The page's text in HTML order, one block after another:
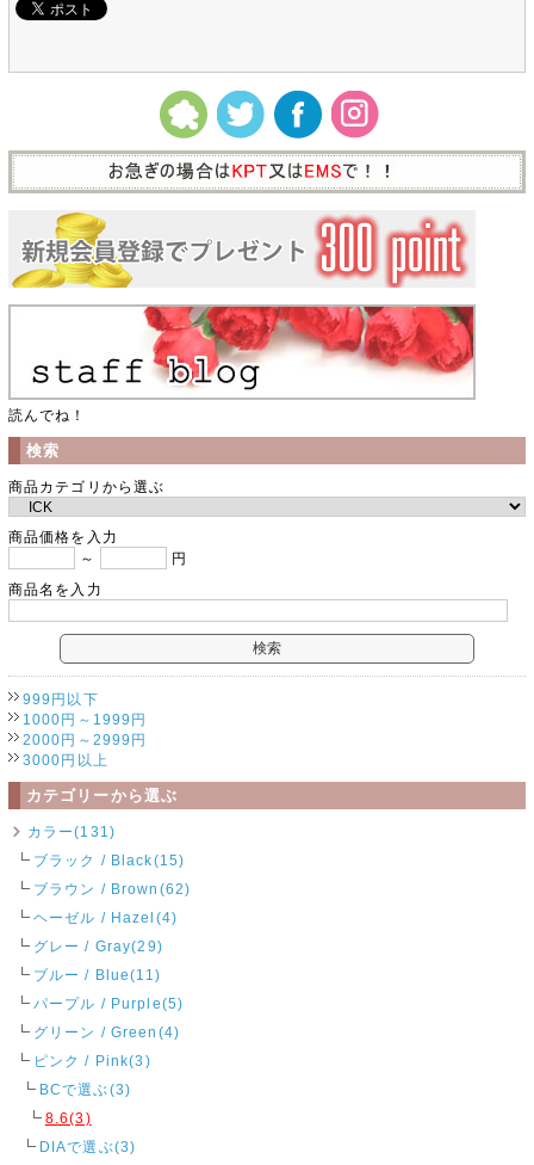
読んでね！
検索
商品カテゴリから選ぶ
商品価格を入力
～
円
商品名を入力
999円以下
1000円～1999円
2000円～2999円
3000円以上
カテゴリーから選ぶ
カラー(131)
ブラック / Black(15)
ブラウン / Brown(62)
ヘーゼル / Hazel(4)
グレー / Gray(29)
ブルー / Blue(11)
パープル / Purple(5)
グリーン / Green(4)
ピンク / Pink(3)
BCで選ぶ(3)
8.6(3)
DIAで選ぶ(3)